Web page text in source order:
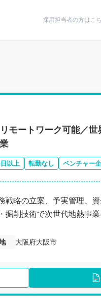
採用担当者の方はこ
モートワーク可能／
以上 転勤なし ベンチャー
略の立案、予実管理、
削技術で次世代地熱事
大阪府大阪市